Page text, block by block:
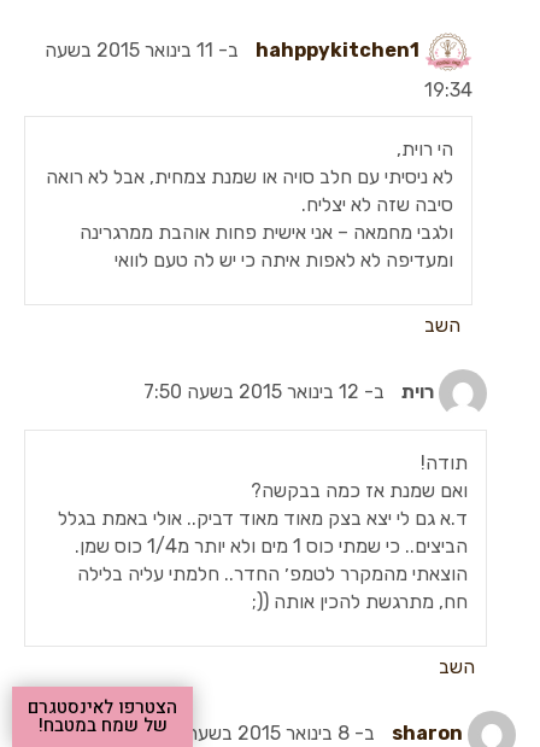
hahppykitchen1
ב- 11 בינואר 2015 בשעה
19:34
הי רוית,
לא ניסיתי עם חלב סויה או שמנת צמחית, אבל לא רואה
סיבה שזה לא יצליח.
ולגבי מחמאה – אני אישית פחות אוהבת ממרגרינה
ומעדיפה לא לאפות איתה כי יש לה טעם לוואי
השב
רוית ב- 12 בינואר 2015 בשעה 7:50
תודה!
ואם שמנת אז כמה בבקשה?
ד.א גם לי יצא בצק מאוד מאוד דביק.. אולי באמת בגלל
הביצים.. כי שמתי כוס 1 מים ולא יותר מ1/4 כוס שמן.
הוצאתי מהמקרר לטמפ׳ החדר.. חלמתי עליה בלילה
חח, מתרגשת להכין אותה ((;
השב
sharon ב- 8 בינואר 2015 בשעה 1:42
הצטרפו לאינסטגרם
של שמח במטבח!